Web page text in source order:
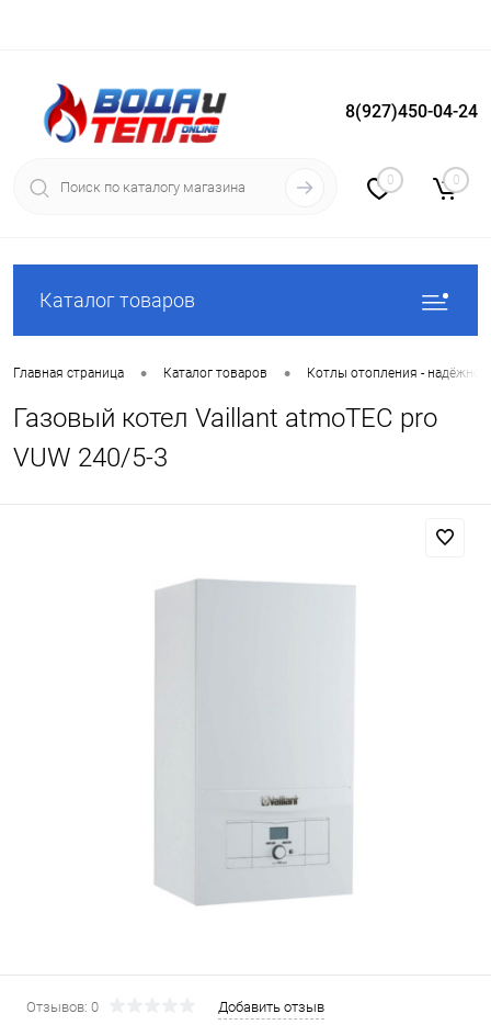
Вход Регистрация
8(927)450-04-24
0 0
Каталог товаров
Главная страница • Каталог товаров • Котлы отопления -
Газовый котел Vaillant atmoTEC pro
VUW 240/5-3
Отзывов: 0
Добавить отзыв